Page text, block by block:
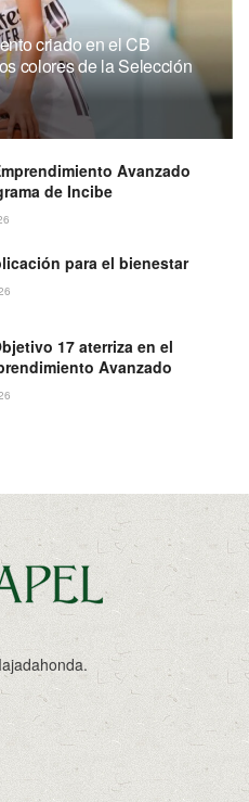
criado en el CB
colores de la Selección
Avanzado
de Incibe
para el bienestar
17 aterriza en el
Avanzado